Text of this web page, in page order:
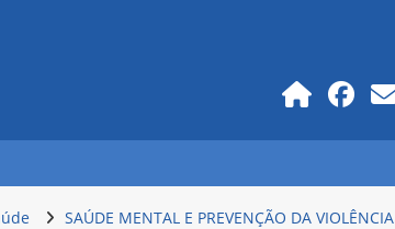
SAÚDE MENTAL E PREVENÇÃO DA VIOLÊNCIA